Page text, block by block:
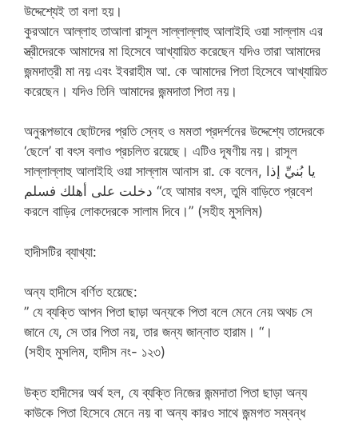
উদ্দেশ্যেই তা বলা হয়।
কুরআনে আল্লাহ তাআলা রাসূল সাল্লাল্লাহু আলাইহি ওয়া সাল্লাম এর
স্ত্রীদেরকে আমাদের মা হিসেবে আখ্যায়িত করেছেন যদিও তারা আমাদের
জন্মদাত্রী মা নয় এবং ইবরাহীম আ. কে আমাদের পিতা হিসেবে আখ্যায়িত
করেছেন। যদিও তিনি আমাদের জন্মদাতা পিতা নয়।
অনুরূপভাবে ছোটদের প্রতি স্নেহ ও মমতা প্রদর্শনের উদ্দেশ্যে তাদেরকে
‘ছেলে’ বা বৎস বলাও প্রচলিত রয়েছে। এটিও দূষণীয় নয়। রাসূল
সাল্লাল্লাহু আলাইহি ওয়া সাল্লাম আনাস রা. কে বলেন, يا بُنيِّ إذا
دخلت على أهلك فسلم “হে আমার বৎস, তুমি বাড়িতে প্রবেশ
করলে বাড়ির লোকদেরকে সালাম দিবে।” (সহীহ মুসলিম)
হাদীসটির ব্যাখ্যা:
অন্য হাদীসে বর্ণিত হয়েছে:
” যে ব্যক্তি আপন পিতা ছাড়া অন্যকে পিতা বলে মেনে নেয় অথচ সে
জানে যে, সে তার পিতা নয়, তার জন্য জান্নাত হারাম। “।
(সহীহ মুসলিম, হাদীস নং- ১২৩)
উক্ত হাদীসের অর্থ হল, যে ব্যক্তি নিজের জন্মদাতা পিতা ছাড়া অন্য
কাউকে পিতা হিসেবে মেনে নয় বা অন্য কারও সাথে জন্মগত সম্বন্ধ